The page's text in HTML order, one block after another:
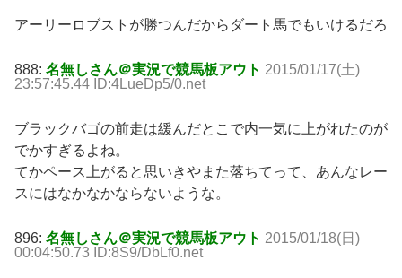
アーリーロブストが勝つんだからダート馬でもいけるだろ
888: 名無しさん＠実況で競馬板アウト 2015/01/17(土)
23:57:45.44 ID:4LueDp5/0.net
ブラックバゴの前走は緩んだとこで内一気に上がれたのが
でかすぎるよね。
てかペース上がると思いきやまた落ちてって、あんなレー
スにはなかなかならないような。
896: 名無しさん＠実況で競馬板アウト 2015/01/18(日)
00:04:50.73 ID:8S9/DbLf0.net